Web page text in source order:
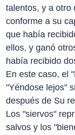
talentos, y a otro
conforme a su
que había
ellos, y ganó
había recibido
En este caso, el
"Yéndose lejos"
después de Su
Los "siervos"
salvos y los